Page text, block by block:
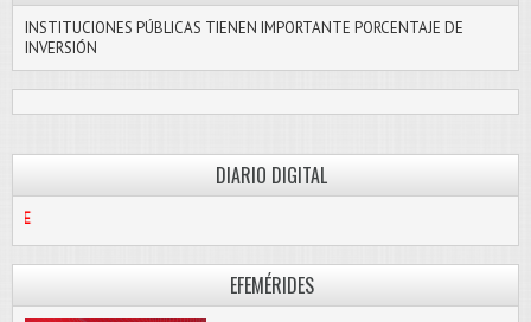
INSTITUCIONES PÚBLICAS TIENEN IMPORTANTE PORCENTAJE DE
INVERSIÓN
DIARIO DIGITAL
EFEMÉRIDES